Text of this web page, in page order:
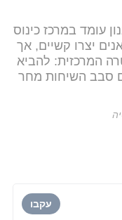
עומד במרכז כינוס
יצרו קשיים, אך
המרכזית: להביא
סבב השיחות מחר
עקבו